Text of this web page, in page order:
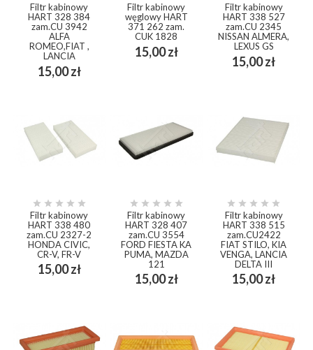
Filtr kabinowy
HART 328 384
zam.CU 3942
ALFA
ROMEO,FIAT ,
LANCIA
15,00 złCena
Filtr kabinowy
węglowy HART
371 262 zam.
CUK 1828
15,00 złCena
Filtr kabinowy
HART 338 527
zam.CU 2345
NISSAN ALMERA,
LEXUS GS
15,00 złCena
    
Filtr kabinowy
HART 338 480
zam.CU 2327-2
HONDA CIVIC,
CR-V, FR-V
15,00 złCena
    
Filtr kabinowy
HART 328 407
zam.CU 3554
FORD FIESTA KA
PUMA, MAZDA
121
15,00 złCena
    
Filtr kabinowy
HART 338 515
zam.CU2422
FIAT STILO, KIA
VENGA, LANCIA
DELTA III
15,00 złCena